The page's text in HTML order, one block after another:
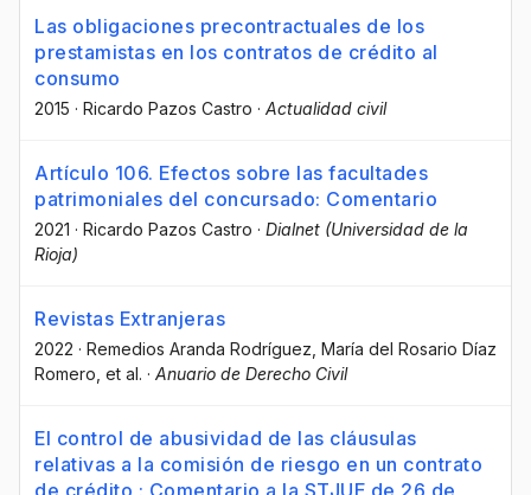
Las obligaciones precontractuales de los
prestamistas en los contratos de crédito al
consumo
2015 · Ricardo Pazos Castro · Actualidad civil
Artículo 106. Efectos sobre las facultades
patrimoniales del concursado: Comentario
2021 · Ricardo Pazos Castro · Dialnet (Universidad de la
Rioja)
Revistas Extranjeras
2022 · Remedios Aranda Rodríguez , María del Rosario Díaz
Romero , et al. · Anuario de Derecho Civil
El control de abusividad de las cláusulas
relativas a la comisión de riesgo en un contrato
de crédito : Comentario a la STJUE de 26 de